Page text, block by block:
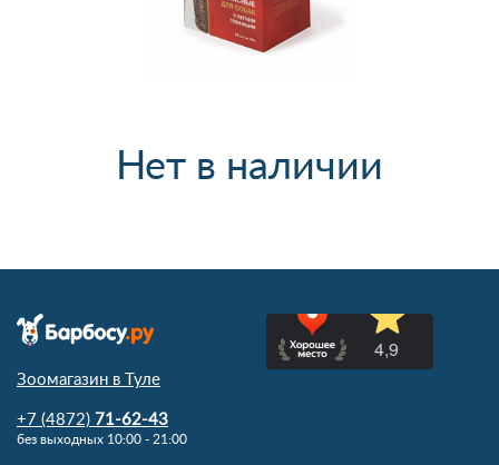
Нет в наличии
Зоомагазин в Туле
+7 (4872) 71-62-43
без выходных 10:00 - 21:00